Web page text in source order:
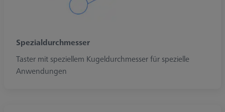
Spezialdurchmesser
Taster mit speziellem Kugeldurchmesser für spezielle
Anwendungen